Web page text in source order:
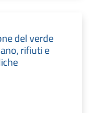
del verde
rifiuti e